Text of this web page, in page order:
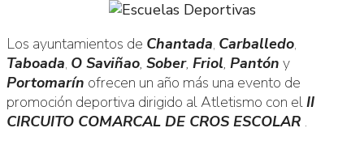
Los ayuntamientos de Chantada, Carballedo,
Taboada, O Saviñao, Sober, Friol, Pantón y
Portomarín ofrecen un año más una evento de
promoción deportiva dirigido al Atletismo con elII
CIRCUITO COMARCAL DE CROS ESCOLAR .